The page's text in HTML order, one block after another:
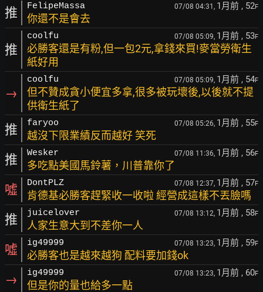
推 FelipeMassa 07/08 04:31, 1月前 , 52F
你還不是會去
推
coolfu 07/08 05:09, 1月前 , 53F
必勝客還是有粉,但一包2元,拿錢來買!麥當勞衛生
紙好用
→
coolfu 07/08 05:09, 1月前 , 54F
但不贊成貪小便宜多拿,很多被玩壞後,以後就不提
供衛生紙了
推 faryoo 07/08 05:26, 1月前 , 55F
越沒下限業績反而越好 笑死
推 Wesker 07/08 11:36, 1月前 , 56F
多吃點美國馬鈴薯，川普靠你了
噓 DontPLZ 07/08 12:37, 1月前 , 57F
肯德基必勝客趕緊收一收啦 經營成這樣不丟臉嗎
推 juicelover 07/08 13:12, 1月前 , 58F
人家生意大到不差你一人
噓 ig49999 07/08 13:23, 1月前 , 59F
必勝客也是越來越狗 配料要加錢ok
→ ig49999 07/08 13:23, 1月前 , 60F
但是你的量也給多一點